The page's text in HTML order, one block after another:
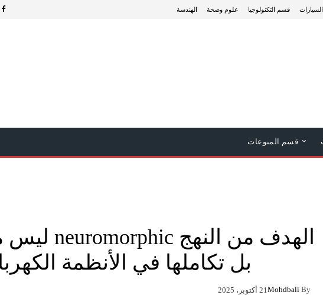
الهندسة علوم وصحة قسم التكنولوجيا السيارات
قسم المنوعات
بل تكاملها في الأنظمة
By
Mohdbali 21 أكتوبر، 2025